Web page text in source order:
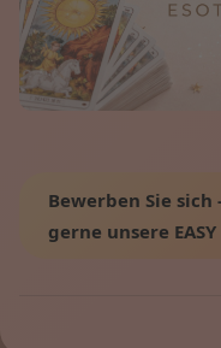
Bewerben Sie
gerne unsere EASY